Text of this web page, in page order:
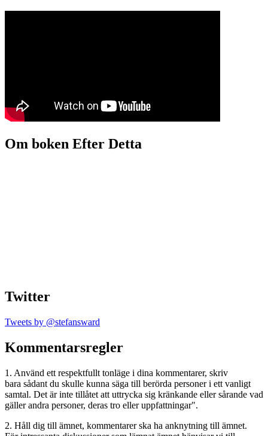
Om boken Efter Detta
Twitter
Tweets by @stefansward
Kommentarsregler
1. Använd ett respektfullt tonläge i dina kommentarer, skriv
bara sådant du skulle kunna säga till berörda personer i ett vanligt
samtal. Det är inte tillåtet att uttrycka sig kränkande eller sårande vad
gäller andra personer, deras tro eller uppfattningar".
2. Håll dig till ämnet, kommentarer ska ha anknytning till ämnet.